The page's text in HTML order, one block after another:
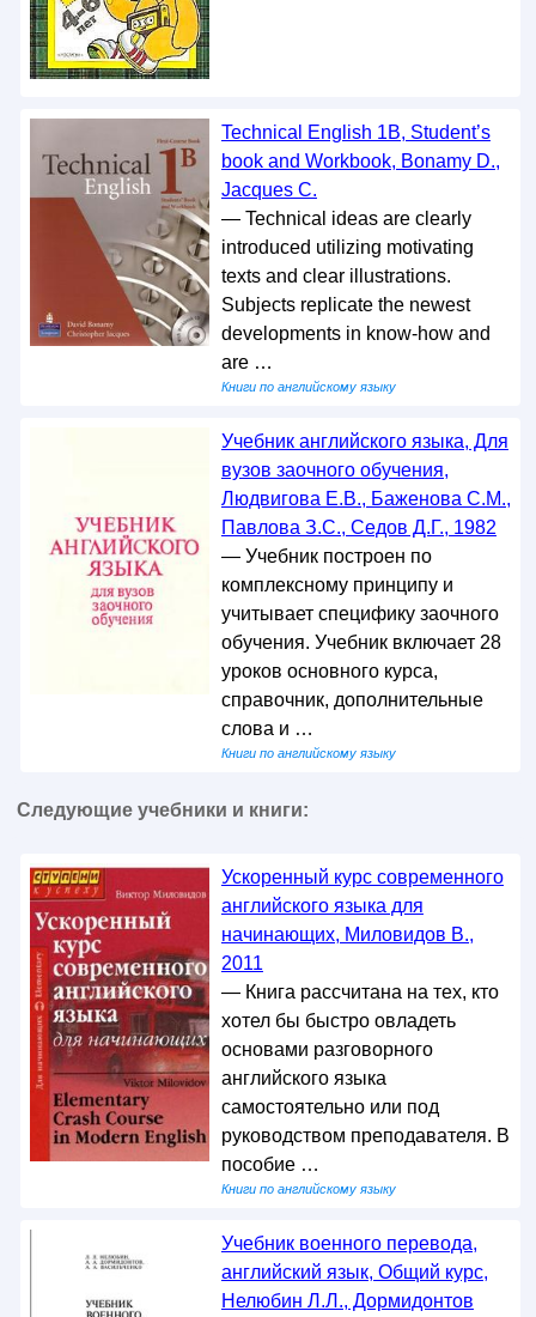
Technical English 1B, Student’s
book and Workbook, Bonamy D.,
Jacques C.
— Technical ideas are clearly
introduced utilizing motivating
texts and clear illustrations.
Subjects replicate the newest
developments in know-how and
are …
Книги по английскому языку
Учебник английского языка, Для
вузов заочного обучения,
Людвигова Е.В., Баженова С.М.,
Павлова З.С., Седов Д.Г., 1982
— Учебник построен по
комплексному принципу и
учитывает специфику заочного
обучения. Учебник включает 28
уроков основного курса,
справочник, дополнительные
слова и …
Книги по английскому языку
Следующие учебники и книги:
Ускоренный курс современного
английского языка для
начинающих, Миловидов В.,
2011
— Книга рассчитана на тех, кто
хотел бы быстро овладеть
основами разговорного
английского языка
самостоятельно или под
руководством преподавателя. В
пособие …
Книги по английскому языку
Учебник военного перевода,
английский язык, Общий курс,
Нелюбин Л.Л., Дормидонтов